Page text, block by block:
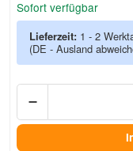
Sofort verfügbar
Lieferzeit: 1 - 2
(DE - Ausland